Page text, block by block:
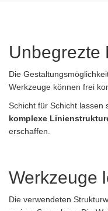
Unbegrezte
Die
Werkzeuge können frei
Schicht für Schicht lassen
komplexe
erschaffen.
Werkzeuge
Die verwendeten